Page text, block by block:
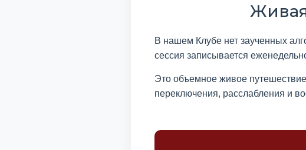
В нашем Клубе нет заученных
сессия записывается
Это объемное живое
переключения, расслабления и